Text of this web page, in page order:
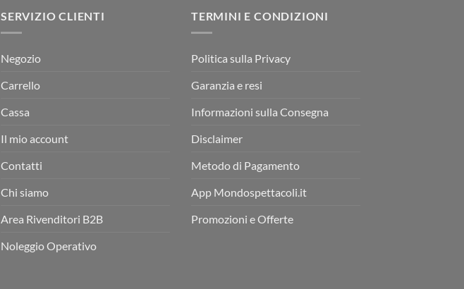
SERVIZIO CLIENTI
Negozio
Carrello
Cassa
Il mio account
Contatti
Chi siamo
Area Rivenditori B2B
Noleggio Operativo
TERMINI E CONDIZIONI
Politica sulla Privacy
Garanzia e resi
Informazioni sulla Consegna
Disclaimer
Metodo di Pagamento
App Mondospettacoli.it
Promozioni e Offerte